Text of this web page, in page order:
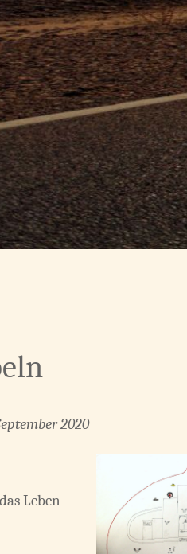
2020
Leben